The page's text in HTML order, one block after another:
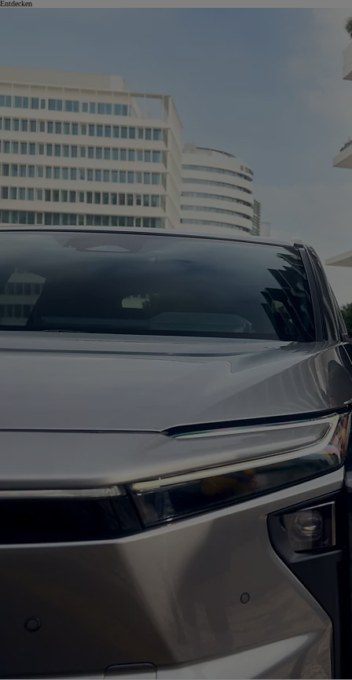
Entdecken